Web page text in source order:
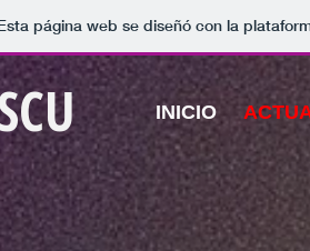
página web se diseñó con la
INICIO